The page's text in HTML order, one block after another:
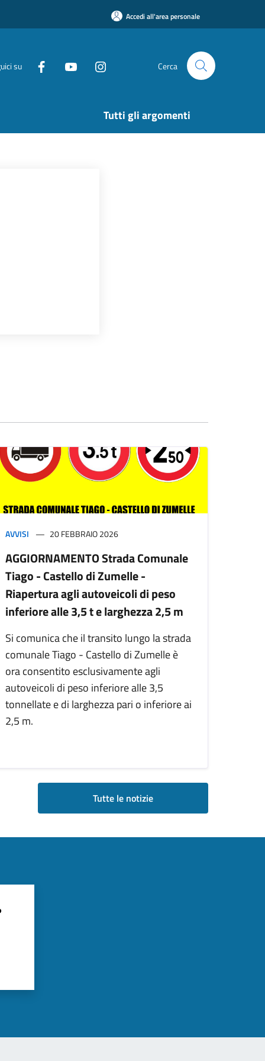
Accedi all'area personale
su Cerca
Tutti gli argomenti
AVVISI 20 FEBBRAIO 2026
AGGIORNAMENTO Strada Comunale
Tiago - Castello di Zumelle -
Riapertura agli autoveicoli di peso
inferiore alle 3,5 t e larghezza 2,5 m
Si comunica che il transito lungo la strada
comunale Tiago - Castello di Zumelle è
ora consentito esclusivamente agli
autoveicoli di peso inferiore alle 3,5
tonnellate e di larghezza pari o inferiore ai
2,5 m.
Tutte le notizie